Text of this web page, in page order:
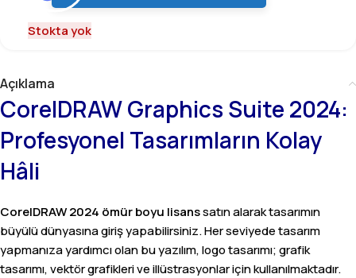
Stokta yok
Açıklama
CorelDRAW Graphics Suite 2024:
Profesyonel Tasarımların Kolay
Hâli
CorelDRAW 2024 ömür boyu lisanssatın alarak tasarımın
büyülü dünyasına giriş yapabilirsiniz. Her seviyede tasarım
yapmanıza yardımcı olan bu yazılım, logo tasarımı; grafik
tasarımı, vektör grafikleri ve illüstrasyonlar için kullanılmaktadır.